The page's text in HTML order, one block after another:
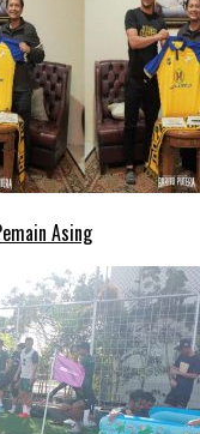
Asing